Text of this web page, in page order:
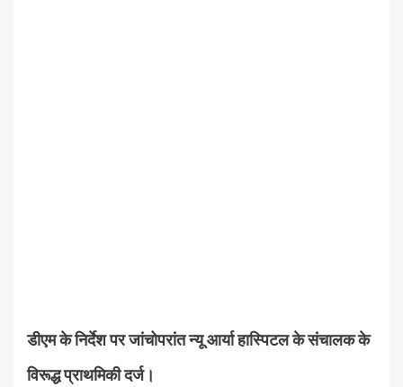
डीएम के निर्देश पर जांचोपरांत न्यू आर्या हास्पिटल के संचालक के
विरूद्ध प्राथमिकी दर्ज।